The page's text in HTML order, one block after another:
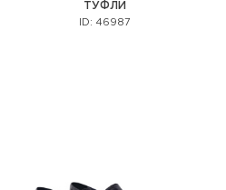
ТУФЛИ
ID: 46987